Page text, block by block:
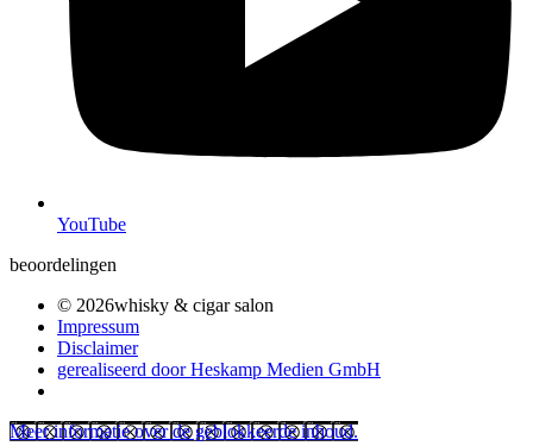
YouTube
beoordelingen
© 2026whisky & cigar salon
Impressum
Disclaimer
gerealiseerd door Heskamp Medien GmbH
Meer informatie over de geblokkeerde inhoud.